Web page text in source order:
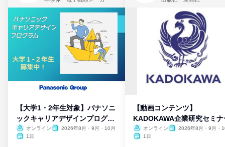
【大学1・2年生対象】パナソニ
ックキャリアデザインプログラ
ム
オンライン
2026年8月・9月・10月
1日
【動画コンテンツ】
KADOKAWA企業研究セミナ
オンライン
2026年8月・9月・
1日